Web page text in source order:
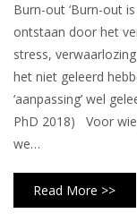
Burn-out ‘Burn-out
ontstaan door het
stress,
het niet geleerd
‘aanpassing’ wel
PhD 2018) Voor
we…
Read More >>